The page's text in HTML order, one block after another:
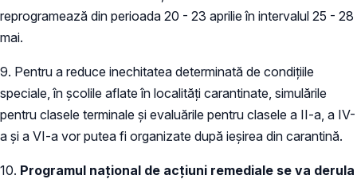
reprogramează din perioada 20 - 23 aprilie în intervalul 25 - 28
mai.
9. Pentru a reduce inechitatea determinată de condițiile
speciale, în școlile aflate în localități carantinate, simulările
pentru clasele terminale și evaluările pentru clasele a II-a, a IV-
a și a VI-a vor putea fi organizate după ieșirea din carantină.
10. Programul național de acțiuni remediale se va derula